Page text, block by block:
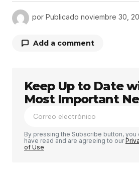
por Publicado noviembre 30,
Add a comment
Tu dirección de correo
publicada. Los campos
marcados con*
Comentario *
Keep Up to Date
Most Important
By pressing the Subscribe button, you
have read and are agreeing to our
of Use